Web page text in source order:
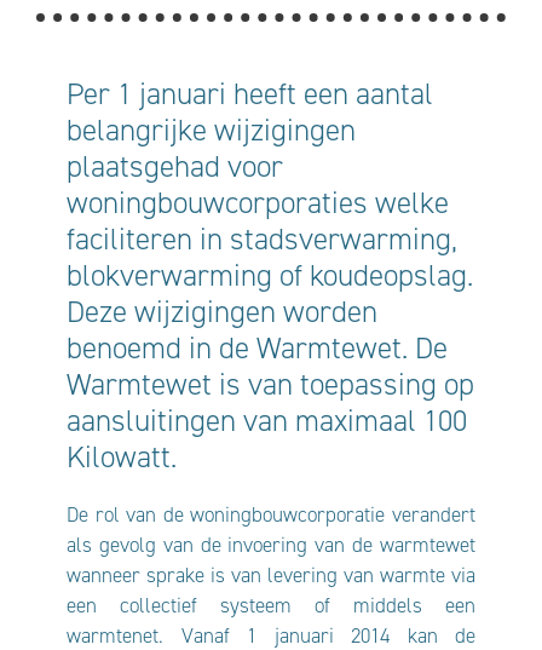
Per 1 januari heeft een aantal
belangrijke wijzigingen
plaatsgehad voor
woningbouwcorporaties welke
faciliteren in stadsverwarming,
blokverwarming of koudeopslag.
Deze wijzigingen worden
benoemd in de Warmtewet. De
Warmtewet is van toepassing op
aansluitingen van maximaal 100
Kilowatt.
De rol van de woningbouwcorporatie verandert
als gevolg van de invoering van de warmtewet
wanneer sprake is van levering van warmte via
een collectief systeem of middels een
warmtenet. Vanaf 1 januari 2014 kan de